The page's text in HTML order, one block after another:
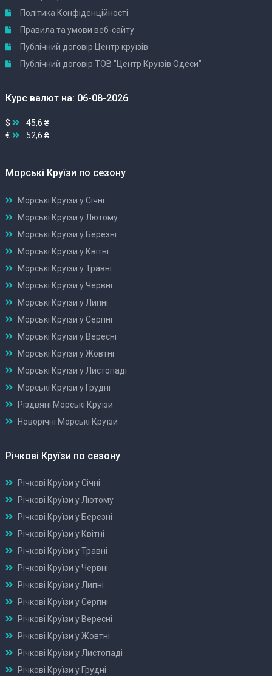
Політика Конфіденційності
Правила та умови веб-сайту
Публічний договір Центр круїзів
Публічний договір ТОВ "Центр Круїзів Одеси"
Курс валют на: 06-08-2026
$
45,6 ₴
€
52,6 ₴
Морські Круїзи по сезону
Морські Круїзи у Січні
Морські Круїзи у Лютому
Морські Круїзи у Березні
Морські Круїзи у Квітні
Морські Круїзи у Травні
Морські Круїзи у Червні
Морські Круїзи у Липні
Морські Круїзи у Серпні
Морські Круїзи у Вересні
Морські Круїзи у Жовтні
Морські Круїзи у Листопаді
Морські Круїзи у Грудні
Різдвяні Морські Круїзи
Новорічні Морські Круїзи
Річкові Круїзи по сезону
Річкові Круїзи у Січні
Річкові Круїзи у Лютому
Річкові Круїзи у Березні
Річкові Круїзи у Квітні
Річкові Круїзи у Травні
Річкові Круїзи у Червні
Річкові Круїзи у Липні
Річкові Круїзи у Серпні
Річкові Круїзи у Вересні
Річкові Круїзи у Жовтні
Річкові Круїзи у Листопаді
Річкові Круїзи у Грудні